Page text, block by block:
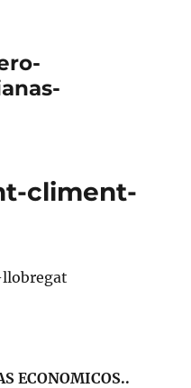
climent-
ECONOMICOS..